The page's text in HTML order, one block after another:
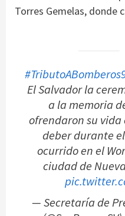
Torres Gemelas, donde
El Salvador la
a la memoria
ofrendaron su
deber durante
ocurrido en el
ciudad de
— Secretaría de